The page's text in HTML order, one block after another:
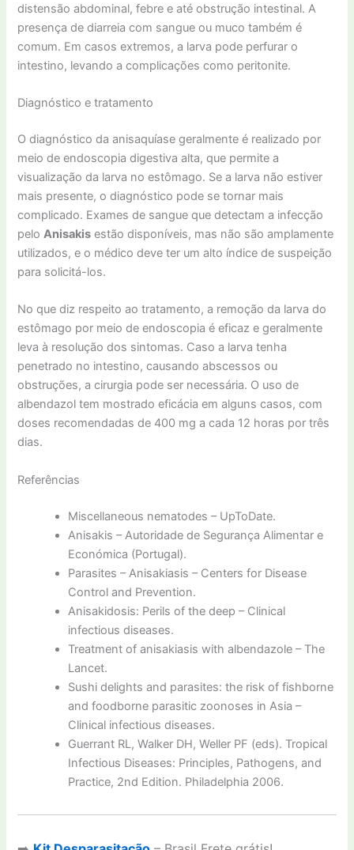
distensão abdominal, febre e até obstrução intestinal. A
presença de diarreia com sangue ou muco também é
comum. Em casos extremos, a larva pode perfurar o
intestino, levando a complicações como peritonite.
Diagnóstico e tratamento
O diagnóstico da anisaquíase geralmente é realizado por
meio de endoscopia digestiva alta, que permite a
visualização da larva no estômago. Se a larva não estiver
mais presente, o diagnóstico pode se tornar mais
complicado. Exames de sangue que detectam a infecção
peloAnisakis estão disponíveis, mas não são amplamente
utilizados, e o médico deve ter um alto índice de suspeição
para solicitá-los.
No que diz respeito ao tratamento, a remoção da larva do
estômago por meio de endoscopia é eficaz e geralmente
leva à resolução dos sintomas. Caso a larva tenha
penetrado no intestino, causando abscessos ou
obstruções, a cirurgia pode ser necessária. O uso de
albendazol tem mostrado eficácia em alguns casos, com
doses recomendadas de 400 mg a cada 12 horas por três
dias.
Referências
Miscellaneous nematodes – UpToDate.
Anisakis – Autoridade de Segurança Alimentar e
Económica (Portugal).
Parasites – Anisakiasis – Centers for Disease
Control and Prevention.
Anisakidosis: Perils of the deep – Clinical
infectious diseases.
Treatment of anisakiasis with albendazole – The
Lancet.
Sushi delights and parasites: the risk of fishborne
and foodborne parasitic zoonoses in Asia –
Clinical infectious diseases.
Guerrant RL, Walker DH, Weller PF (eds). Tropical
Infectious Diseases: Principles, Pathogens, and
Practice, 2nd Edition. Philadelphia 2006.